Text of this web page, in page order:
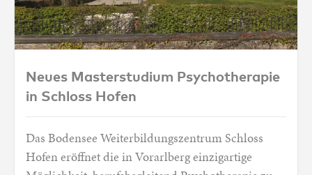
Neues Masterstudium Psychotherapie in
Neues Masterstudium Psychotherapie
in Schloss Hofen
Das Bodensee Weiterbildungszentrum Schloss
Hofen eröffnet die in Vorarlberg einzigartige